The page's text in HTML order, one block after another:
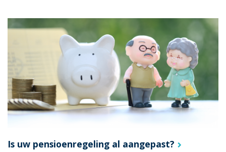
Is uw pensioenregeling al aangepast?